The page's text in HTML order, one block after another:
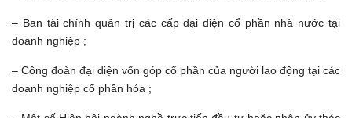
– Ban tài chính quản trị các cấp đại diện cổ phần nhà nước tại
doanh nghiệp ;
– Công đoàn đại diện vốn góp cổ phần của người lao động tại các
doanh nghiệp cổ phần hóa ;